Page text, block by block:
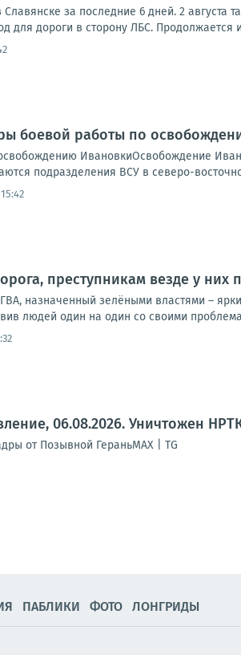
Славянске за последние 6 дней. 2
для дороги в сторону ЛБС. Продолжается
боевой работы по
ИвановкиОсвобождение
подразделения ВСУ в северо-
преступникам везде у них
назначенный зелёными властями –
людей один на один со своими
06.08.2026. Уничтожен
от Позывной ГераньMAX | TG
ПАБЛИКИ ФОТО ЛОНГРИДЫ